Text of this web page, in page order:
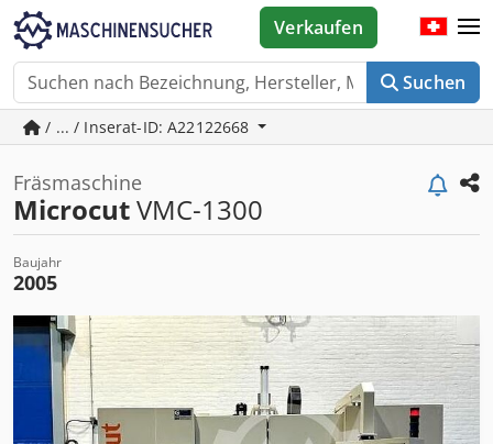
Suchen
Verkaufen
/ ... / Inserat-ID: A22122668
Fräsmaschine
MicrocutVMC-1300
Baujahr
2005